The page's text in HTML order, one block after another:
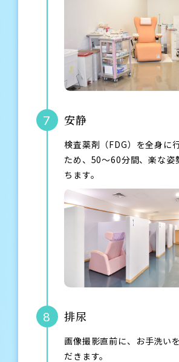
7 安静
検査薬剤（FDG）を全身に
ため、50～60分間、楽な姿
ちます。
8 排尿
画像撮影直前に、お手洗い
だきます。